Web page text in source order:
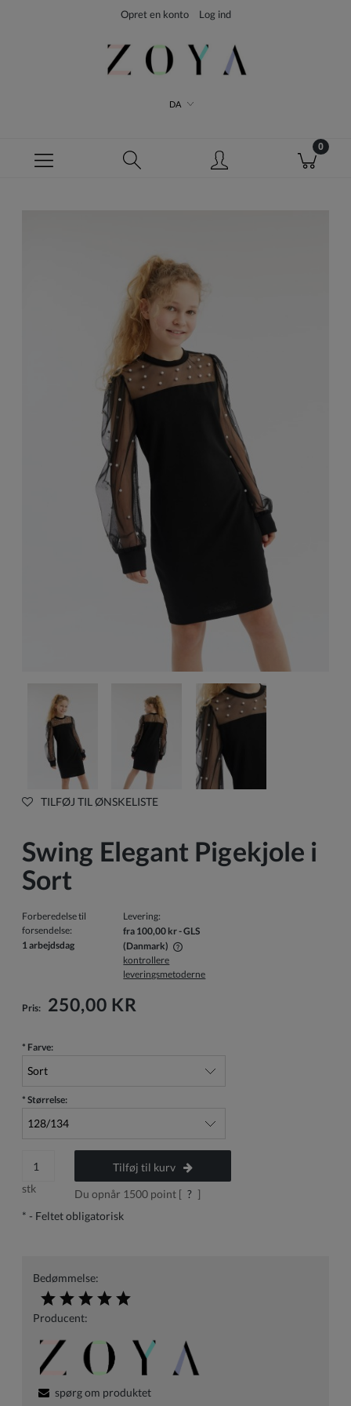
Opret en konto Log ind
DA
TILFØJ TIL ØNSKELISTE
Swing Elegant Pigekjole i
Sort
Forberedelse til
forsendelse:
1 arbejdsdag
Levering:
fra 100,00 kr- GLS
(Danmark)
Prisen inkluderer ikke eventuelle betalingsomkostninger
kontrollere
leveringsmetoderne
Pris: 250,00 KR
* Farve:
* Størrelse:
stk
Tilføj til kurv
Du opnår 1500point [ ? ]
* - Feltet obligatorisk
Bedømmelse:
Producent:
spørg om produktet